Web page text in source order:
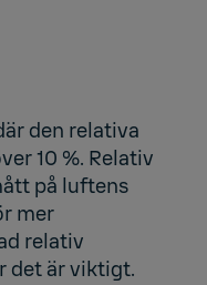
den relativa
10 %. Relativ
på luftens
mer
relativ
det är viktigt.